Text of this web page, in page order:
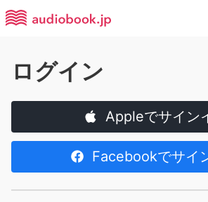
ログイン
Appleでサイン
Facebookでサイ